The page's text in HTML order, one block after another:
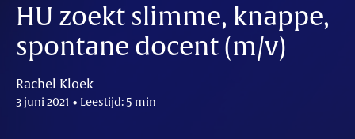
HU zoekt slimme, knappe,
spontane docent (m/v)
Rachel Kloek
3 juni 2021 • Leestijd: 5 min